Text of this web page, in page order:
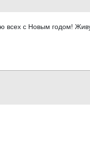
всех с Новым годом!